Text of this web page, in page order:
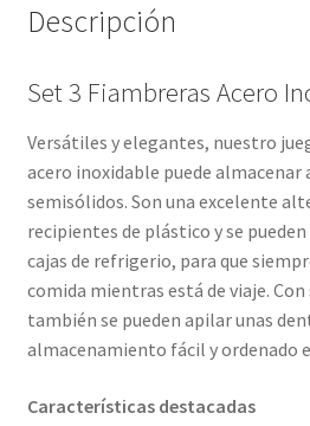
Descripción
Set 3 Fiambreras Acero
Versátiles y elegantes, nuestro
acero inoxidable puede
semisólidos. Son una excelente
recipientes de plástico y se
cajas de refrigerio, para que
comida mientras está de viaje.
también se pueden apilar unas
almacenamiento fácil y ordenado
Características destacadas